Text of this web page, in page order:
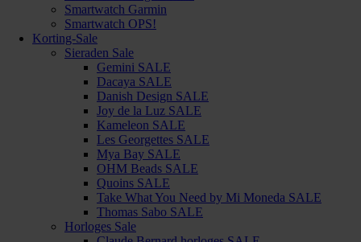
Smartwatch Garmin
Smartwatch OPS!
Korting-Sale
Sieraden Sale
Gemini SALE
Dacaya SALE
Danish Design SALE
Joy de la Luz SALE
Kameleon SALE
Les Georgettes SALE
Mya Bay SALE
OHM Beads SALE
Quoins SALE
Take What You Need by Mi Moneda SALE
Thomas Sabo SALE
Horloges Sale